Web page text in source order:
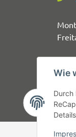
Wie
Durch